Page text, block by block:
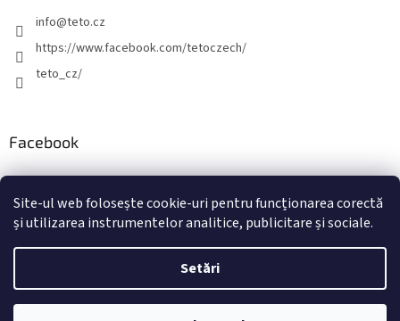
Site-ul web folosește cookie-uri pentru funcționarea corectă
și utilizarea instrumentelor analitice, publicitare și sociale.
Setări
info@teto.cz
https://www.facebook.com/tetoczech/
teto_cz/
Facebook
Creat de Shoptet
Drepturi de autor 2026TETO - Tatuaje temporare. Toate